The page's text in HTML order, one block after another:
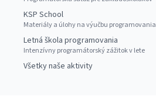
KSP School
Materiály a úlohy na výučbu programovania
Letná škola programovania
Intenzívny programátorský zážitok v lete
Všetky naše aktivity